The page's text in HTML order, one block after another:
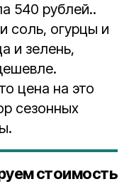
540 рублей..
соль, огурцы и
и зелень,
цена на это
сезонных
стоимость